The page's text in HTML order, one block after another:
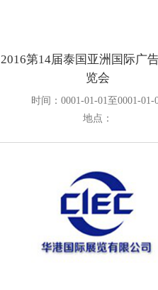
2016第14届泰国亚洲国际广
览会
时间：0001-01-01至0001-01-
地点：